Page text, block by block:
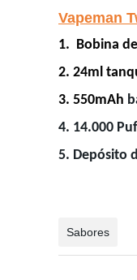
Vapeman
1. Bobina
2. 24ml
3. 550mAh
4. 14.000
5. Depósito
Sabores